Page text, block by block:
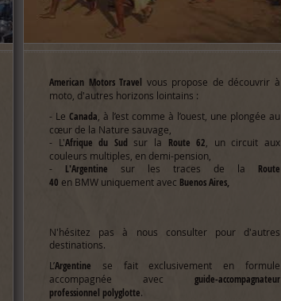
American Motors Travel vous propose de découvrir à
moto, d'autres horizons lointains :
- Le Canada , à l’est comme à l’ouest, une plongée au
cœur de la Nature sauvage,
- L'Afrique du Sud sur la Route 62 , un circuit aux
couleurs multiples, en demi-pension,
- L'Argentine sur les traces de la Route
40 en BMW uniquement avec Buenos Aires,
N'hésitez pas à nous consulter pour d'autres
destinations.
L’Argentine
se fait exclusivement en formule
accompagnée avec guide-accompagnateur
professionnel polyglotte.